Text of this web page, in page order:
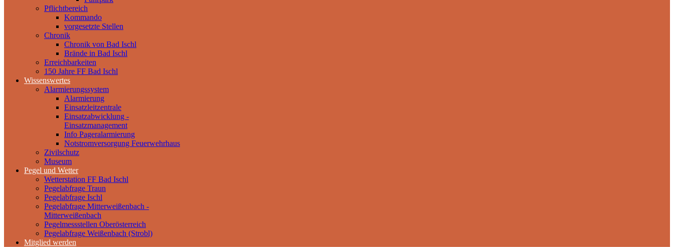
Pflichtbereich
Kommando
vorgesetzte Stellen
Chronik
Chronik von Bad Ischl
Brände in Bad Ischl
Erreichbarkeiten
150 Jahre FF Bad Ischl
Wissenswertes
Alarmierungssystem
Alarmierung
Einsatzleitzentrale
Einsatzabwicklung -
Einsatzmanagement
Info Pageralarmierung
Notstromversorgung Feuerwehrhaus
Zivilschutz
Museum
Pegel und Wetter
Wetterstation FF Bad Ischl
Pegelabfrage Traun
Pegelabfrage Ischl
Pegelabfrage Mitterweißenbach -
Mitterweißenbach
Pegelmessstellen Oberösterreich
Pegelabfrage Weißenbach (Strobl)
Mitglied werden